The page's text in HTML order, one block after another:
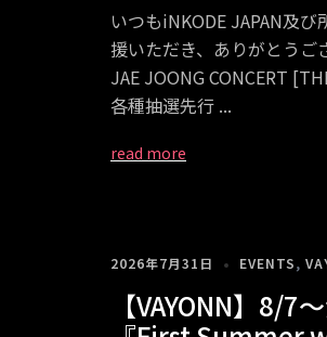
いつもiNKODE JAPAN及
援いただき、ありがとうご
JAE JOONG CONCERT
各種抽選先行
2026年7月31日 EVENTS,
【VAYONN】8/7